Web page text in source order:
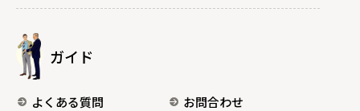
ガイド
よくある質問 お問合わせ